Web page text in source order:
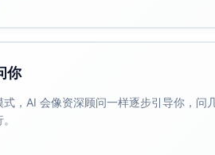
算情况，识别问题并及时调整。保持全
你
，AI 会像资深顾问一样逐步引导你，问